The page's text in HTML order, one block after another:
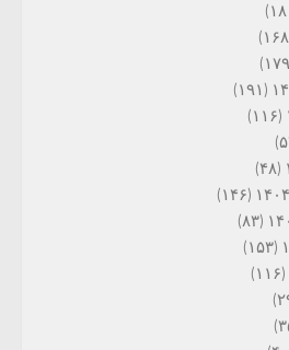
(۱۹۱)
(۱۱۶)
(۴۸)
(۱۴۶)
(۸۳)
(۱۵۳)
(۱۱۶)